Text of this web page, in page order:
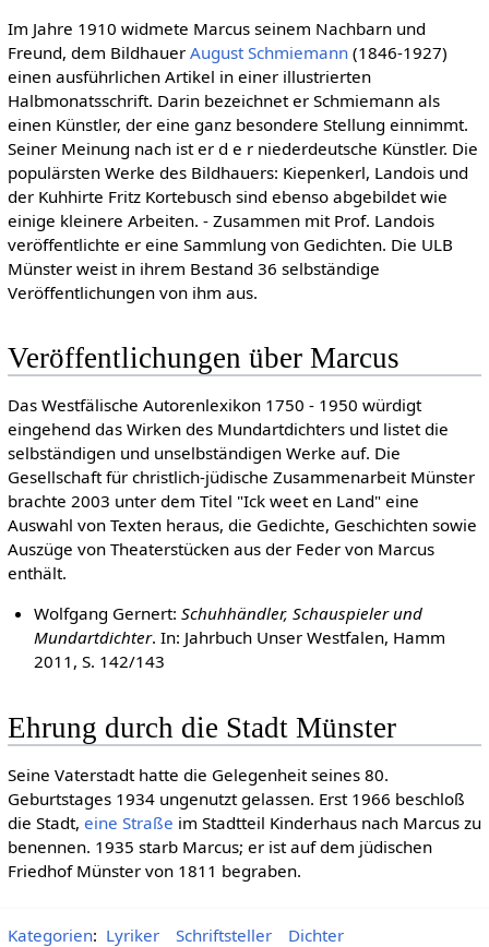
Im Jahre 1910 widmete Marcus seinem Nachbarn und
Freund, dem Bildhauer August Schmiemann(1846-1927)
einen ausführlichen Artikel in einer illustrierten
Halbmonatsschrift. Darin bezeichnet er Schmiemann als
einen Künstler, der eine ganz besondere Stellung einnimmt.
Seiner Meinung nach ist er d e r niederdeutsche Künstler. Die
populärsten Werke des Bildhauers: Kiepenkerl, Landois und
der Kuhhirte Fritz Kortebusch sind ebenso abgebildet wie
einige kleinere Arbeiten. - Zusammen mit Prof. Landois
veröffentlichte er eine Sammlung von Gedichten. Die ULB
Münster weist in ihrem Bestand 36 selbständige
Veröffentlichungen von ihm aus.
Veröffentlichungen über Marcus
Das Westfälische Autorenlexikon 1750 - 1950 würdigt
eingehend das Wirken des Mundartdichters und listet die
selbständigen und unselbständigen Werke auf. Die
Gesellschaft für christlich-jüdische Zusammenarbeit Münster
brachte 2003 unter dem Titel "Ick weet en Land" eine
Auswahl von Texten heraus, die Gedichte, Geschichten sowie
Auszüge von Theaterstücken aus der Feder von Marcus
enthält.
Wolfgang Gernert:Schuhhändler, Schauspieler und
Mundartdichter. In: Jahrbuch Unser Westfalen, Hamm
2011, S. 142/143
Ehrung durch die Stadt Münster
Seine Vaterstadt hatte die Gelegenheit seines 80.
Geburtstages 1934 ungenutzt gelassen. Erst 1966 beschloß
die Stadt, eine Straße im Stadtteil Kinderhaus nach Marcus zu
benennen. 1935 starb Marcus; er ist auf dem jüdischen
Friedhof Münster von 1811 begraben.
Kategorien: Lyriker Schriftsteller Dichter